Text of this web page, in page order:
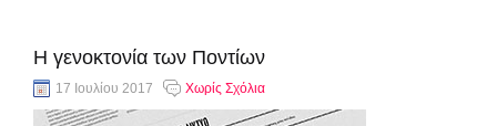
Η γενοκτονία των Ποντίων
17 Ιουλίου 2017 Χωρίς Σχόλια